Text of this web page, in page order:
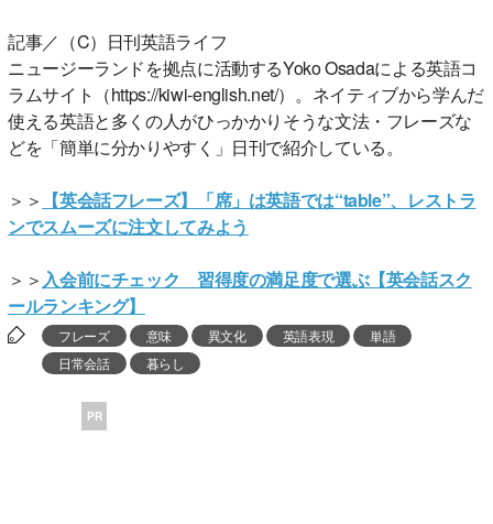
記事／（C）日刊英語ライフ
ニュージーランドを拠点に活動するYoko Osadaによる英語コ
ラムサイト（https://kiwi-english.net/）。ネイティブから学んだ
使える英語と多くの人がひっかかりそうな文法・フレーズな
どを「簡単に分かりやすく」日刊で紹介している。
＞＞ 【英会話フレーズ】「席」は英語では“table”、レストラ
ンでスムーズに注文してみよう
＞＞ 入会前にチェック 習得度の満足度で選ぶ【英会話スク
ールランキング】
フレーズ 意味 異文化 英語表現
単語
日常会話
暮らし
PR